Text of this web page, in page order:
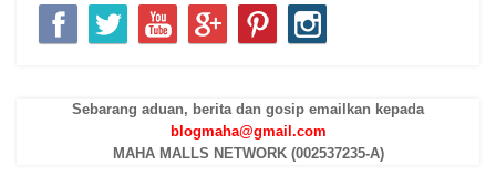
Sebarang aduan, berita dan gosip emailkan kepada
blogmaha@gmail.com
MAHA MALLS NETWORK (002537235-A)